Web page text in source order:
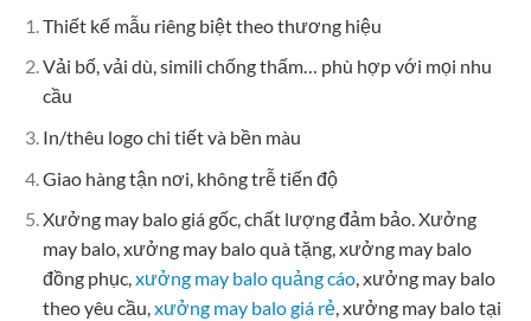
Thiết kế mẫu riêng biệt theo thương hiệu
Vải bố, vải dù, simili chống thấm… phù hợp với mọi nhu
cầu
In/thêu logo chi tiết và bền màu
Giao hàng tận nơi, không trễ tiến độ
Xưởng may balo giá gốc, chất lượng đảm bảo. Xưởng
may balo, xưởng may balo quà tặng, xưởng may balo
đồng phục,xưởng may balo quảng cáo, xưởng may balo
theo yêu cầu,xưởng may balo giá rẻ, xưởng may balo tại